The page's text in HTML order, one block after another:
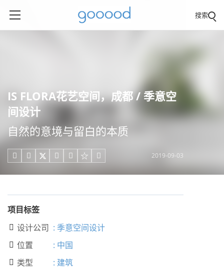
搜索
IS FLORA花艺空间，成都 / 季意空
间设计
自然的意境与留白的本质
     2019-09-03
项目标签
 设计公司 : 季意空间设计
 位置 : 中国
 类型 : 建筑